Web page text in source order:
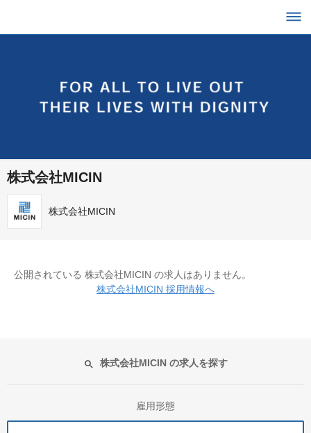
株式会社MICIN
株式会社MICIN
公開されている 株式会社MICIN の求人はありません。
株式会社MICIN 採用情報へ
株式会社MICIN の求人を探す
雇用形態